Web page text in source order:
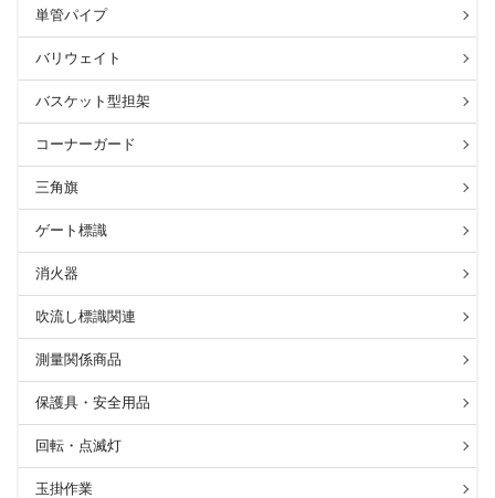
単管パイプ
バリウェイト
バスケット型担架
コーナーガード
三角旗
ゲート標識
消火器
吹流し標識関連
測量関係商品
保護具・安全用品
回転・点滅灯
玉掛作業